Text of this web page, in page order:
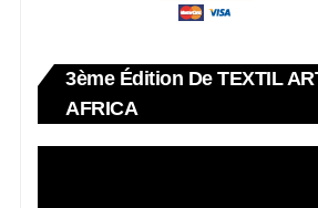
3ème Édition De TEXTIL
AFRICA